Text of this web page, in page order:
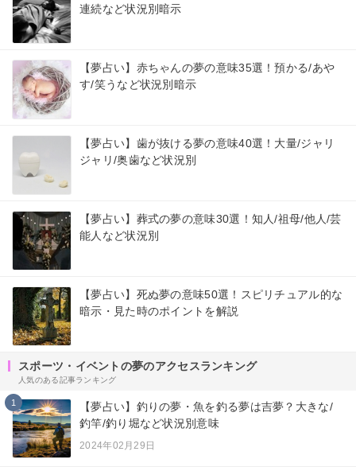
連続など状況別暗示
【夢占い】赤ちゃんの夢の意味35選！預かる/あや
す/笑うなど状況別暗示
【夢占い】歯が抜ける夢の意味40選！大量/ジャリ
ジャリ/奥歯など状況別
【夢占い】葬式の夢の意味30選！知人/祖母/他人/芸
能人など状況別
【夢占い】死ぬ夢の意味50選！スピリチュアル的な
暗示・見た時のポイントを解説
スポーツ・イベントの夢のアクセスランキング
人気のある記事ランキング
1
【夢占い】釣りの夢・魚を釣る夢は吉夢？大きな/
釣竿/釣り堀など状況別意味
2024年02月29日